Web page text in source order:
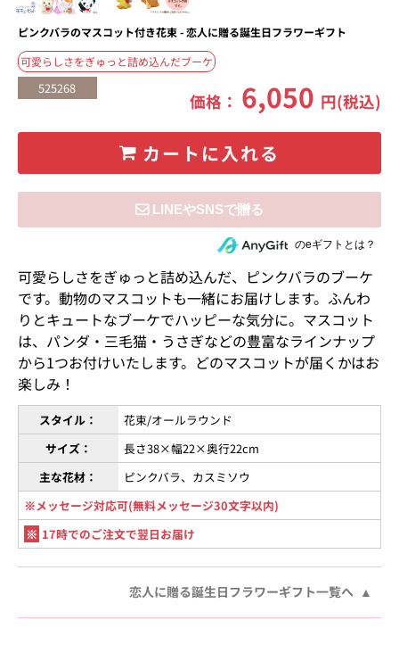
ピンクバラのマスコット付き花束 - 恋人に贈る誕生日フラワーギフト
可愛らしさをぎゅっと詰め込んだブーケ
525268
価格： 6,050 円(税込)
カートに入れる
住所を知らない相手にeギフトで贈るのeギフトとは？
可愛らしさをぎゅっと詰め込んだ、ピンクバラのブーケ
です。動物のマスコットも一緒にお届けします。ふんわ
りとキュートなブーケでハッピーな気分に。マスコット
は、パンダ・三毛猫・うさぎなどの豊富なラインナップ
から1つお付けいたします。どのマスコットが届くかはお
楽しみ！
スタイル：
花束/オールラウンド
サイズ：
長さ38×幅22×奥行22cm
主な花材：
ピンクバラ、カスミソウ
※メッセージ対応可(無料メッセージ30文字以内)
※ 17時でのご注文で翌日お届け
恋人に贈る誕生日フラワーギフト一覧へ